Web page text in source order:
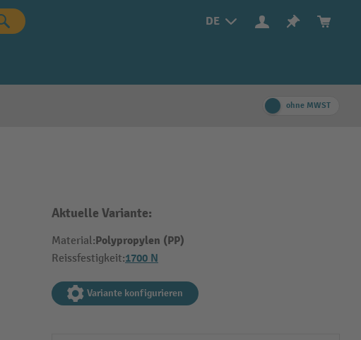
DE
ohne MWST
Aktuelle Variante:
Material:Polypropylen (PP)
Reissfestigkeit:1700 N
Variante konfigurieren